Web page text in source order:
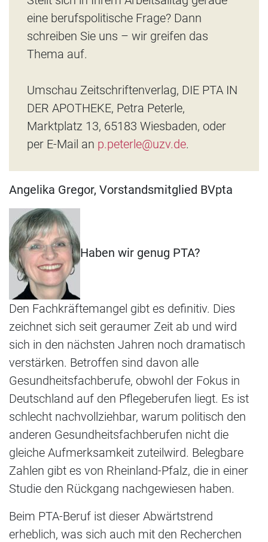
eine berufspolitische Frage? Dann
schreiben Sie uns – wir greifen das
Thema auf.
Umschau Zeitschriftenverlag, DIE PTA IN
DER APOTHEKE, Petra Peterle,
Marktplatz 13, 65183 Wiesbaden, oder
per E-Mail an p.peterle@uzv.de.
Angelika Gregor, Vorstandsmitglied BVpta
Haben wir genug PTA?
Den Fachkräftemangel gibt es definitiv. Dies
zeichnet sich seit geraumer Zeit ab und wird
sich in den nächsten Jahren noch dramatisch
verstärken. Betroffen sind davon alle
Gesundheitsfachberufe, obwohl der Fokus in
Deutschland auf den Pflegeberufen liegt. Es ist
schlecht nachvollziehbar, warum politisch den
anderen Gesundheitsfachberufen nicht die
gleiche Aufmerksamkeit zuteilwird. Belegbare
Zahlen gibt es von Rheinland-Pfalz, die in einer
Studie den Rückgang nachgewiesen haben.
Beim PTA-Beruf ist dieser Abwärtstrend
erheblich, was sich auch mit den Recherchen